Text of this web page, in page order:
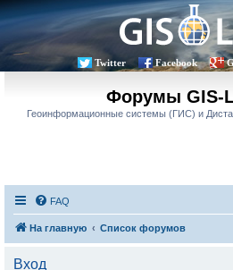
Twitter Facebook
Форумы GIS-
Геоинформационные системы (ГИС) и
FAQ
На главную Список форумов
Вход